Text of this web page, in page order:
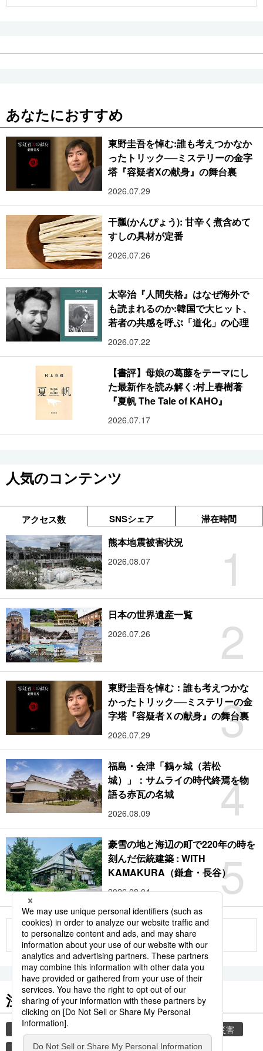
あなたにおすすめ
東野圭吾を悼む:誰も考えつかなか
ったトリック──ミステリーの金字
塔『容疑者Xの献身』の舞台裏
2026.07.29
干瓢(かんぴょう): 甘辛く煮含めて
すしの具材が定番
2026.07.26
太宰治『人間失格』はなぜ海外で
も読まれるのか:韓国で大ヒット、
若者の共感を呼ぶ「道化」の心理
2026.07.22
【書評】母娘の葛藤をテーマにし
た最新作を読み解く:村上春樹著
『夏帆 The Tale of KAHO』
2026.07.17
人気のコンテンツ
アクセス数 SNSシェア 滞在時間
1
熊本地震被害状況
2026.08.07
2
日本の世界遺産一覧
2026.07.26
3
東野圭吾を悼む：誰も考えつかな
かったトリック──ミステリーの金
字塔『容疑者Ｘの献身』の舞台裏
2026.07.29
4
福島・会津「鶴ヶ城（若松
城）」：サムライの時代終焉を物
語る赤瓦の名城
2026.08.09
5
豪雪の地と海辺の町で220年の時を
刻んだ伝統建築 : WITH
KAMAKURA（鎌倉・長谷）
2026.08.04
もっと見る
注目のキーワード
共同通信ニュース
気象・災害